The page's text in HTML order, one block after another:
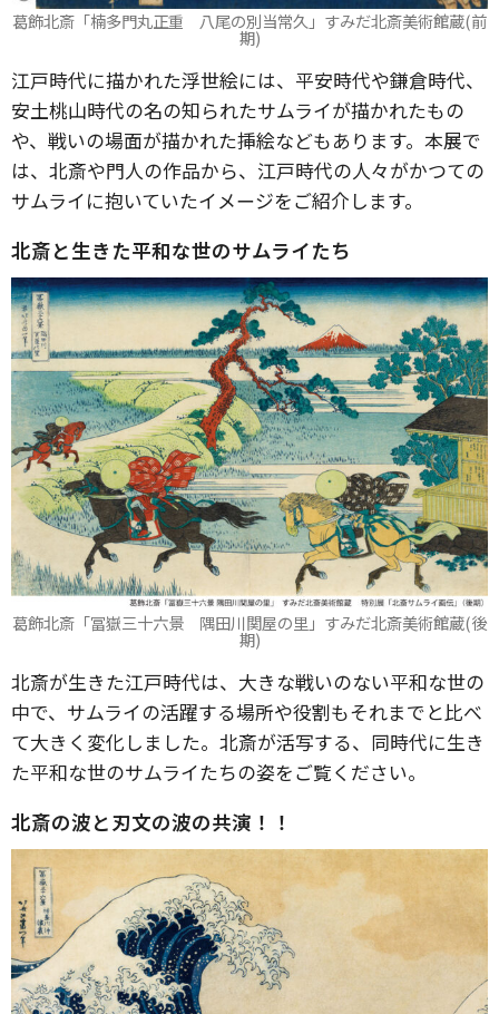
葛飾北斎「楠多門丸正重 八尾の別当常久」すみだ北斎美術館蔵(前
期)
江戸時代に描かれた浮世絵には、平安時代や鎌倉時代、
安土桃山時代の名の知られたサムライが描かれたもの
や、戦いの場面が描かれた挿絵などもあります。本展で
は、北斎や門人の作品から、江戸時代の人々がかつての
サムライに抱いていたイメージをご紹介します。
北斎と生きた平和な世のサムライたち
葛飾北斎「冨嶽三十六景 隅田川関屋の里」すみだ北斎美術館蔵(後
期)
北斎が生きた江戸時代は、大きな戦いのない平和な世の
中で、サムライの活躍する場所や役割もそれまでと比べ
て大きく変化しました。北斎が活写する、同時代に生き
た平和な世のサムライたちの姿をご覧ください。
北斎の波と刃文の波の共演！！